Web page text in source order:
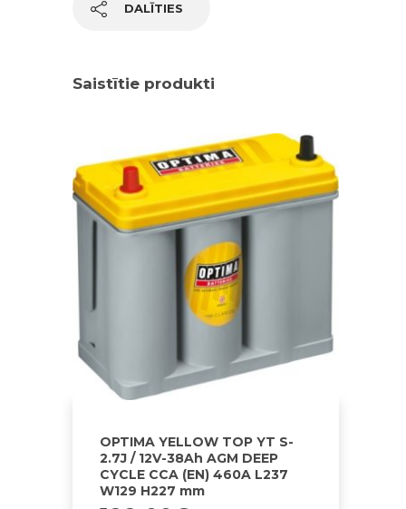
DALĪTIES
Saistītie produkti
OPTIMA YELLOW TOP YT S-
2.7J / 12V-38Ah AGM DEEP
CYCLE CCA (EN) 460A L237
W129 H227 mm